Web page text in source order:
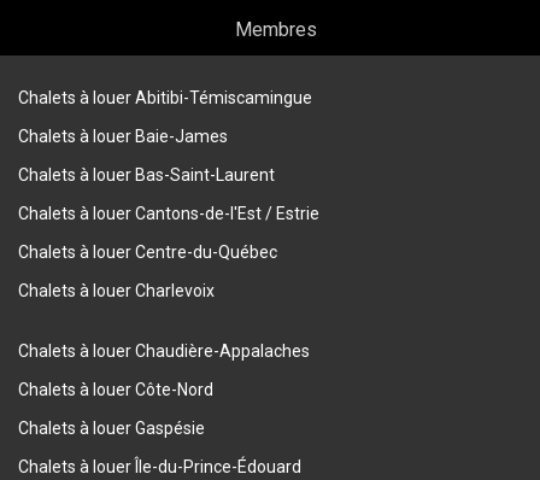
Membres
Chalets à louer Abitibi-Témiscamingue
Chalets à louer Baie-James
Chalets à louer Bas-Saint-Laurent
Chalets à louer Cantons-de-l'Est / Estrie
Chalets à louer Centre-du-Québec
Chalets à louer Charlevoix
Chalets à louer Chaudière-Appalaches
Chalets à louer Côte-Nord
Chalets à louer Gaspésie
Chalets à louer Île-du-Prince-Édouard